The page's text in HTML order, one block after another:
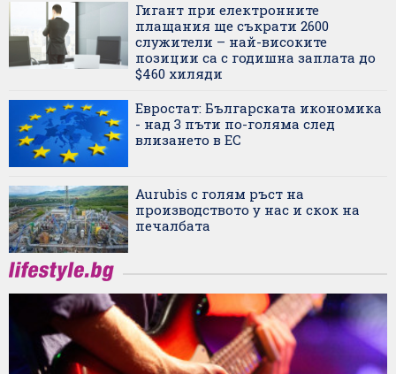
Гигант при електронните
плащания ще съкрати 2600
служители – най-високите
позиции са с годишна заплата до
$460 хиляди
Евростат: Българската икономика
- над 3 пъти по-голяма след
влизането в ЕС
Aurubis с голям ръст на
производството у нас и скок на
печалбата